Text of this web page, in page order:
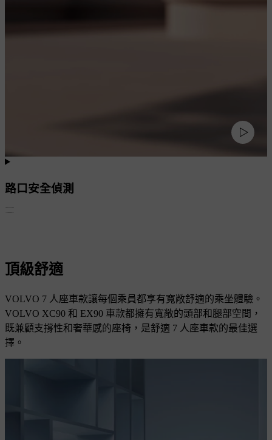
路口安全偵測
頂級舒適
VOLVO 7 人座車款讓每個乘員都享有寬敞舒適的乘坐體驗。
VOLVO XC90 和 EX90 車款都擁有寬敞的頭部和腿部空間，
既兼顧支撐性和奢華感的座椅，是舒適 7 人座車款的最佳選
擇。